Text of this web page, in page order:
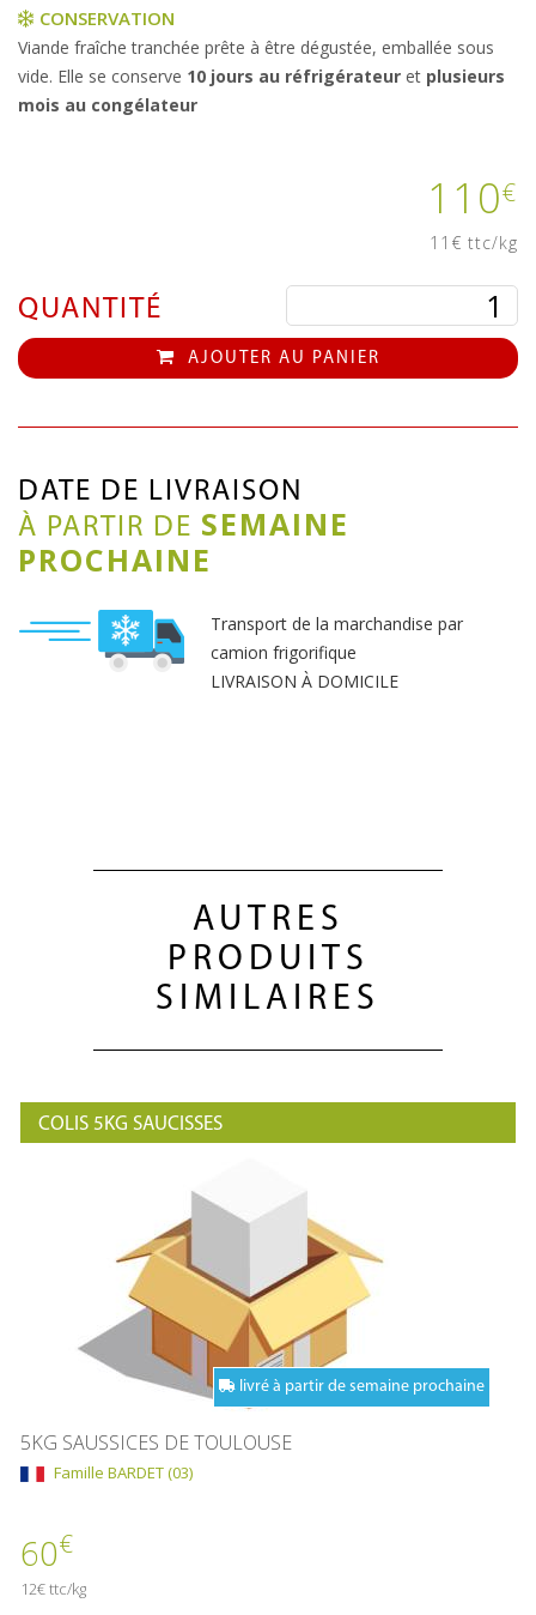
CONSERVATION
Viande fraîche tranchée prête à être dégustée, emballée sous
vide. Elle se conserve 10 jours au réfrigérateur et plusieurs
mois au congélateur
110€
11€ ttc/kg
QUANTITÉ
AJOUTER AU PANIER
DATE DE LIVRAISON
À PARTIR DE SEMAINE
PROCHAINE
Transport de la marchandise par
camion frigorifique
LIVRAISON À DOMICILE
AUTRES
PRODUITS
SIMILAIRES
COLIS 5KG SAUCISSES
livré à partir de semaine prochaine
5KG SAUSSICES DE TOULOUSE
Famille BARDET (03)
60€
12€ ttc/kg